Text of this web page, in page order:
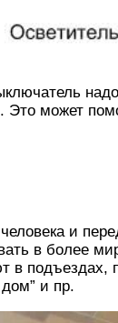
Это может
и
в более
в подъездах,
и пр.